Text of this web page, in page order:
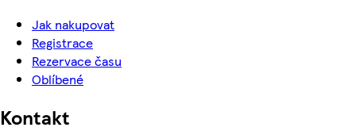
Jak nakupovat
Registrace
Rezervace času
Oblíbené
Kontakt